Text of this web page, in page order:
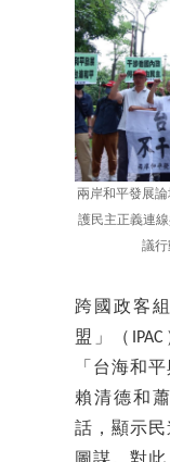
兩岸和平發展
護民主正義連
議行
跨國政客
盟」（
「台海和
賴清德和
話，顯示